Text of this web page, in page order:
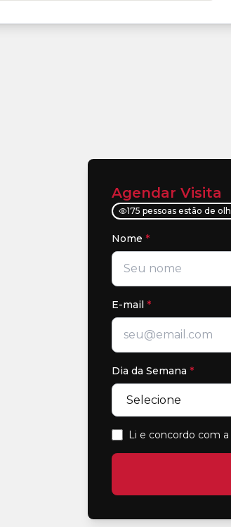
Agendar Visita
175 pessoas estão de
Nome *
E-mail *
Dia da Semana *
Li e concordo com a